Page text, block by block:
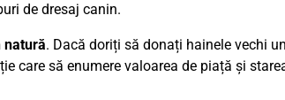
de dresaj canin.
natură. Dacă doriți să donați hainele vechi
care să enumere valoarea de piață și